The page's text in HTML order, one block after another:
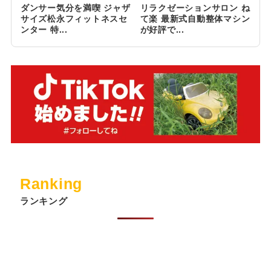
ダンサー気分を満喫 ジャザ
サイズ松永フィットネスセ
ンター 特...
リラクゼーションサロン ね
て楽 最新式自動整体マシン
が好評で...
Ranking
ランキング